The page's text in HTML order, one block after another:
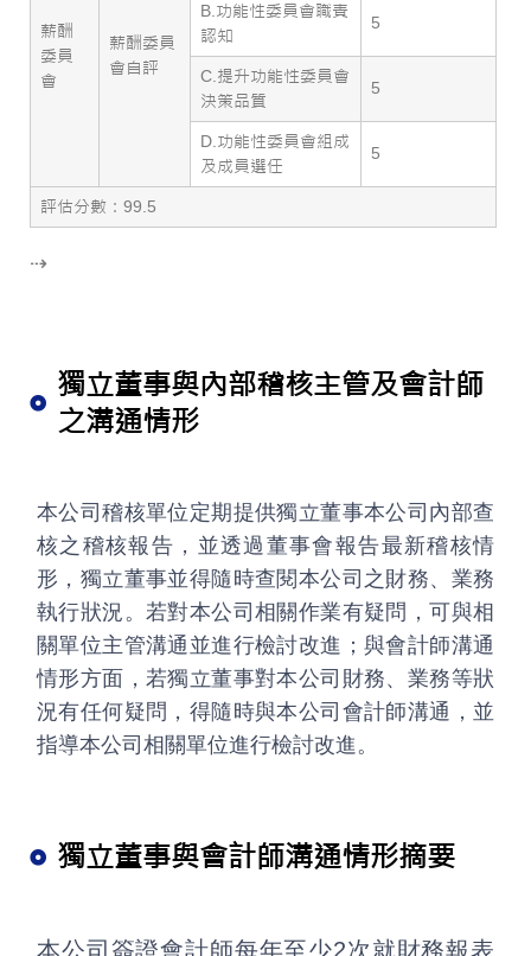
薪酬
委員
會
薪酬委員
會自評
B.功能性委員會職責
認知
5
C.提升功能性委員會
決策品質
5
D.功能性委員會組成
及成員選任
5
評估分數：99.5
⇢
獨立董事與內部稽核主管及會計師
之溝通情形
本公司稽核單位定期提供獨立董事本公司內部查
核之稽核報告，並透過董事會報告最新稽核情
形，獨立董事並得隨時查閱本公司之財務、業務
執行狀況。若對本公司相關作業有疑問，可與相
關單位主管溝通並進行檢討改進；與會計師溝通
情形方面，若獨立董事對本公司財務、業務等狀
況有任何疑問，得隨時與本公司會計師溝通，並
指導本公司相關單位進行檢討改進。
獨立董事與會計師溝通情形摘要
本公司簽證會計師每年至少2次就財務報表